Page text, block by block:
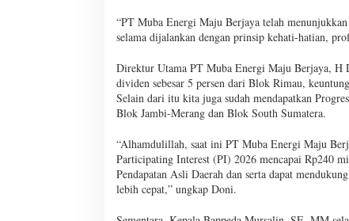
“PT Muba Energi Maju Berjaya telah
selama dijalankan dengan prinsip kehati-hatian,
Direktur Utama PT Muba Energi Maju Berjaya, H
dividen sebesar 5 persen dari Blok Rimau,
Selain dari itu kita juga sudah mendapatkan
Blok Jambi-Merang dan Blok South Sumatera.
“Alhamdulillah, saat ini PT Muba Energi Maju
Participating Interest (PI) 2026 mencapai Rp240
Pendapatan Asli Daerah dan serta dapat
lebih cepat,” ungkap Doni.